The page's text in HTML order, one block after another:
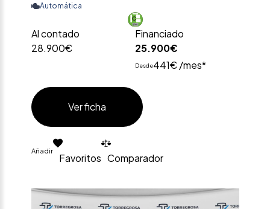
Automática
Al contado
28.900€
Financiado
25.900€
Desde441€ /mes*
Ver ficha
Añadir
Favoritos Comparador